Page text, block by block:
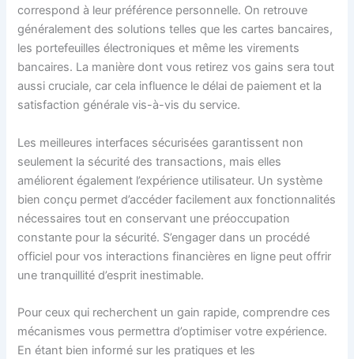
correspond à leur préférence personnelle. On retrouve
généralement des solutions telles que les cartes bancaires,
les portefeuilles électroniques et même les virements
bancaires. La manière dont vous retirez vos gains sera tout
aussi cruciale, car cela influence le délai de paiement et la
satisfaction générale vis-à-vis du service.
Les meilleures interfaces sécurisées garantissent non
seulement la sécurité des transactions, mais elles
améliorent également l’expérience utilisateur. Un système
bien conçu permet d’accéder facilement aux fonctionnalités
nécessaires tout en conservant une préoccupation
constante pour la sécurité. S’engager dans un procédé
officiel pour vos interactions financières en ligne peut offrir
une tranquillité d’esprit inestimable.
Pour ceux qui recherchent un gain rapide, comprendre ces
mécanismes vous permettra d’optimiser votre expérience.
En étant bien informé sur les pratiques et les